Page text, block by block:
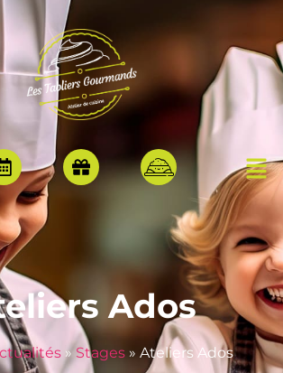
Ados
» Stages» Ateliers Ados